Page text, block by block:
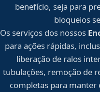
benefício, seja para
bloqueios
Os serviços dos nossos
para ações rápidas,
liberação de ralos
tubulações, remoção de
completas para manter